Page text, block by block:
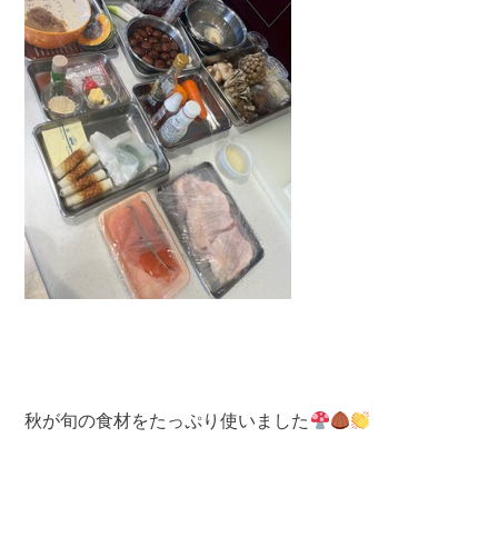
秋が旬の食材をたっぷり使いました